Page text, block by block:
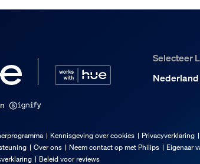
Selecteer
Kennisgeving over cookies Privacyverklaring
Over ons Neem contact op met Philips Eigenaar
Beleid voor reviews